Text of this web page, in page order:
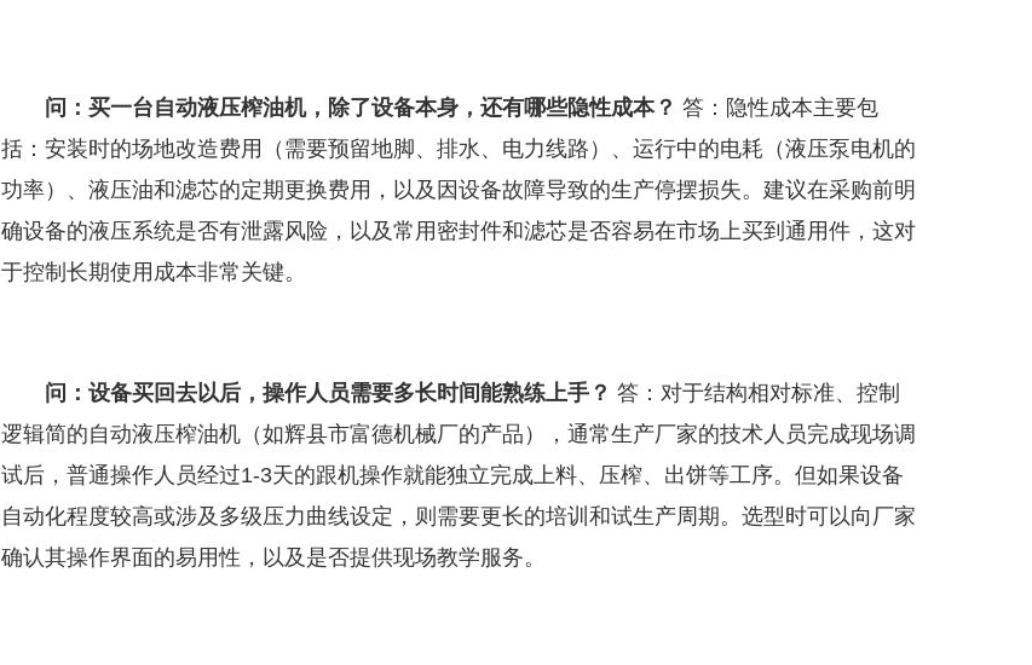
问：买一台自动液压榨油机，除了设备本身，还有哪些隐性成本？ 答：隐性成本主要包
括：安装时的场地改造费用（需要预留地脚、排水、电力线路）、运行中的电耗（液压泵电机的
功率）、液压油和滤芯的定期更换费用，以及因设备故障导致的生产停摆损失。建议在采购前明
确设备的液压系统是否有泄露风险，以及常用密封件和滤芯是否容易在市场上买到通用件，这对
于控制长期使用成本非常关键。
问：设备买回去以后，操作人员需要多长时间能熟练上手？ 答：对于结构相对标准、控制
逻辑简的自动液压榨油机（如辉县市富德机械厂的产品），通常生产厂家的技术人员完成现场调
试后，普通操作人员经过1-3天的跟机操作就能独立完成上料、压榨、出饼等工序。但如果设备
自动化程度较高或涉及多级压力曲线设定，则需要更长的培训和试生产周期。选型时可以向厂家
确认其操作界面的易用性，以及是否提供现场教学服务。